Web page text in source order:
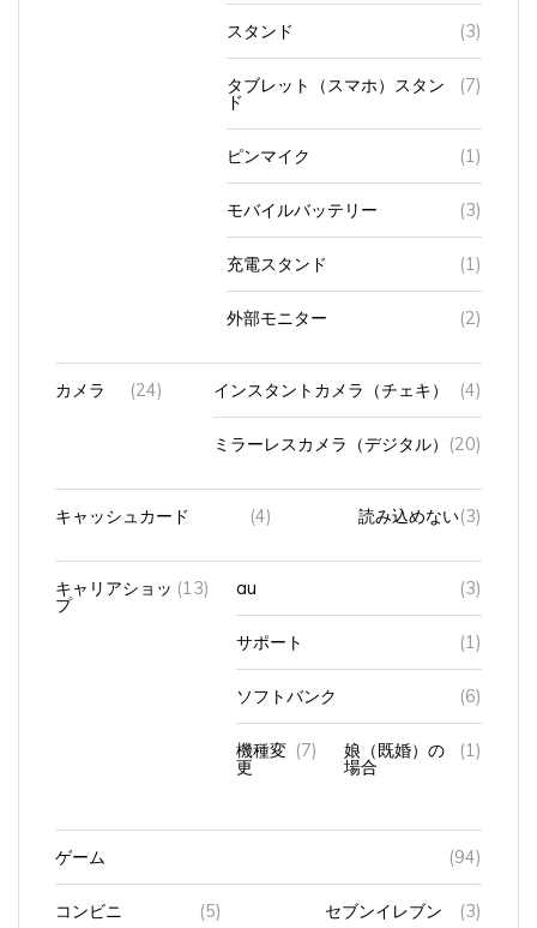
スタンド (3)
タブレット（スマホ）スタン
ド
(7)
ピンマイク (1)
モバイルバッテリー (3)
充電スタンド (1)
外部モニター (2)
カメラ (24) インスタントカメラ（チェキ） (4)
ミラーレスカメラ（デジタル） (20)
キャッシュカード (4) 読み込めない (3)
キャリアショッ
プ
(13) (3)
サポート (1)
ソフトバンク (6)
機種変
更
(7) 娘（既婚）の
場合
(1)
ゲーム (94)
コンビニ (5) セブンイレブン (3)